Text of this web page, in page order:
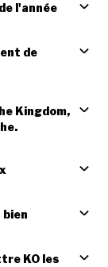
l'année
de
Kingdom,
bien
KO les